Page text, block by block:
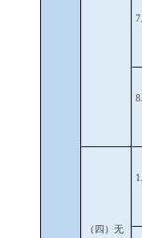
7.
8.
（四）无
1.